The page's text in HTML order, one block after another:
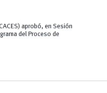
aprobó, en Sesión
del Proceso de